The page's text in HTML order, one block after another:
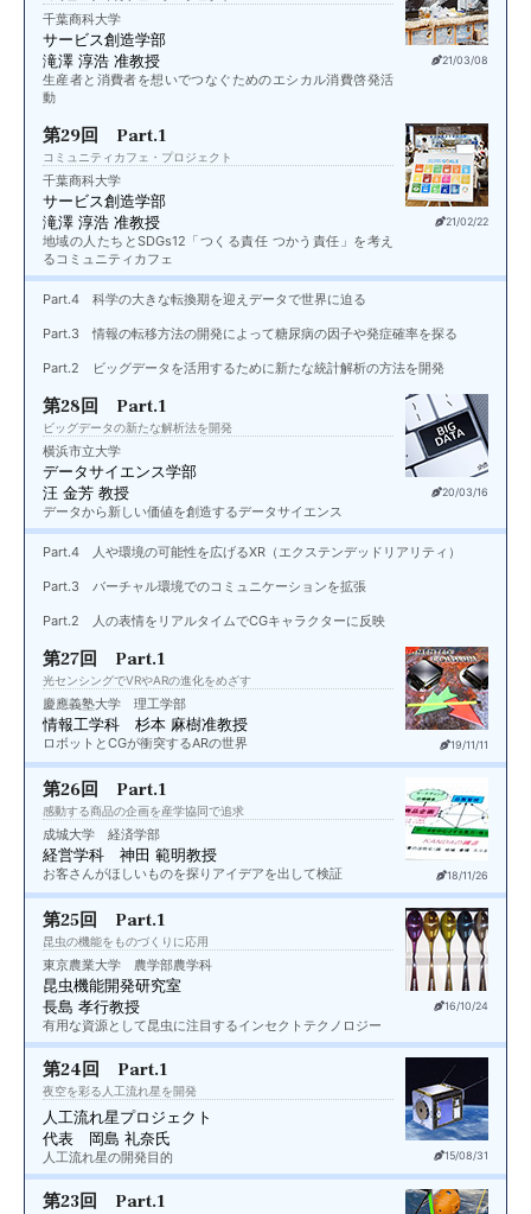
21/03/08
千葉商科大学
サービス創造学部
滝澤 淳浩 准教授
生産者と消費者を想いでつなぐためのエシカル消費啓発活
動
21/02/22
第29回 Part.1
コミュニティカフェ・プロジェクト
千葉商科大学
サービス創造学部
滝澤 淳浩 准教授
地域の人たちとSDGs12「つくる責任 つかう責任」を考え
るコミュニティカフェ
Part.4 科学の大きな転換期を迎えデータで世界に迫る
Part.3 情報の転移方法の開発によって糖尿病の因子や発症確率を探る
Part.2 ビッグデータを活用するために新たな統計解析の方法を開発
20/03/16
第28回 Part.1
ビッグデータの新たな解析法を開発
横浜市立大学
データサイエンス学部
汪 金芳 教授
データから新しい価値を創造するデータサイエンス
Part.4 人や環境の可能性を広げるXR（エクステンデッドリアリティ）
Part.3 バーチャル環境でのコミュニケーションを拡張
Part.2 人の表情をリアルタイムでCGキャラクターに反映
19/11/11
第27回 Part.1
光センシングでVRやARの進化をめざす
慶應義塾大学 理工学部
情報工学科 杉本 麻樹准教授
ロボットとCGが衝突するARの世界
18/11/26
第26回 Part.1
感動する商品の企画を産学協同で追求
成城大学 経済学部
経営学科 神田 範明教授
お客さんがほしいものを探りアイデアを出して検証
16/10/24
第25回 Part.1
昆虫の機能をものづくりに応用
東京農業大学 農学部農学科
昆虫機能開発研究室
長島 孝行教授
有用な資源として昆虫に注目するインセクトテクノロジー
15/08/31
第24回 Part.1
夜空を彩る人工流れ星を開発
人工流れ星プロジェクト
代表 岡島 礼奈氏
人工流れ星の開発目的
第23回 Part.1